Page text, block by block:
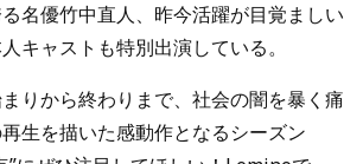
名優竹中直人、昨今活躍が目覚ましい
キャストも特別出演している。
りから終わりまで、社会の闇を暴く痛
生を描いた感動作となるシーズン